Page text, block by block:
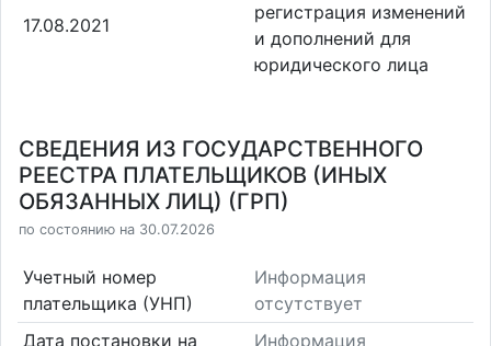
17.08.2021
регистрация изменений
и дополнений для
юридического лица
СВЕДЕНИЯ ИЗ ГОСУДАРСТВЕННОГО
РЕЕСТРА ПЛАТЕЛЬЩИКОВ (ИНЫХ
ОБЯЗАННЫХ ЛИЦ) (ГРП)
по состоянию на 30.07.2026
Учетный номер
плательщика (УНП)
Информация
отсутствует
Дата постановки на
Информация